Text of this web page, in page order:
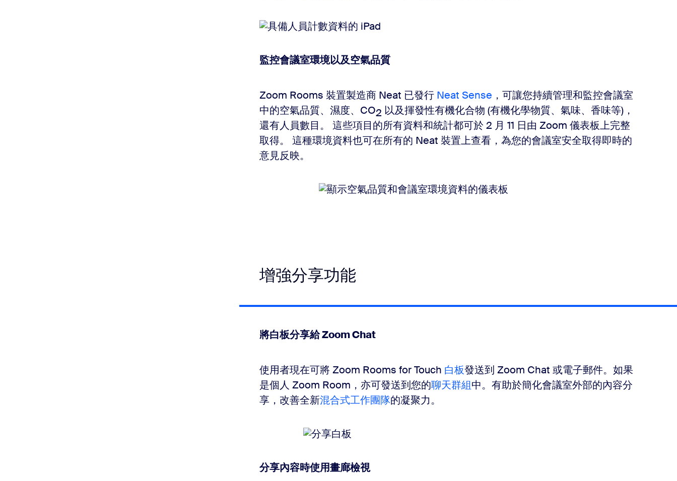
監控會議室環境以及空氣品質
Zoom Rooms 裝置製造商 Neat 已發行 Neat Sense ，可讓您持續管理和監控會議室
中的空氣品質、濕度、CO2 以及揮發性有機化合物 (有機化學物質、氣味、香味等)，
還有人員數目。 這些項目的所有資料和統計都可於 2 月 11 日由 Zoom 儀表板上完整
取得。 這種環境資料也可在所有的 Neat 裝置上查看，為您的會議室安全取得即時的
意見反映。
增強分享功能
將白板分享給 Zoom Chat
使用者現在可將 Zoom Rooms for Touch 白板發送到 Zoom Chat 或電子郵件。如果
是個人 Zoom Room，亦可發送到您的聊天群組中。有助於簡化會議室外部的內容分
享，改善全新混合式工作團隊的凝聚力。
分享內容時使用畫廊檢視